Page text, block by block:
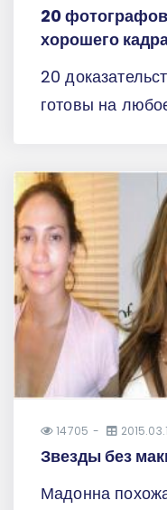
20
хорошего
20
готовы на
14705
Звезды без
Мадонна